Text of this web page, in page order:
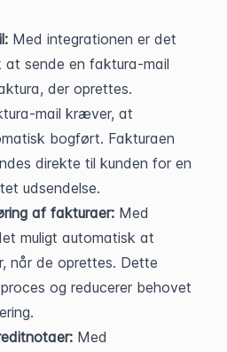
Med integrationen er det
at sende en faktura-mail
der oprettes.
mail kræver, at
bogført. Fakturaen
direkte til kunden for en
udsendelse.
af fakturaer: Med
muligt automatisk at
når de oprettes. Dette
og reducerer behovet
Med